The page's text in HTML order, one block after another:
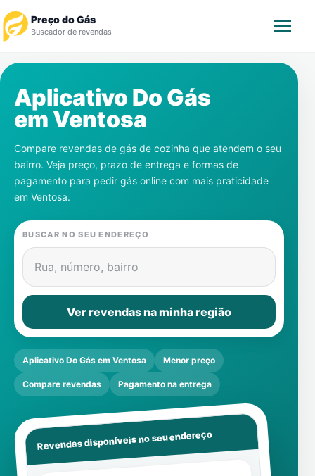
Preço do Gás
Buscador de revendas
Revendedor
Notícias
Cadastre-se
Gás
Contatos
Aplicativo Do Gás
em Ventosa
Compare revendas de gás de cozinha que atendem o seu
bairro. Veja preço, prazo de entrega e formas de
pagamento para pedir gás online com mais praticidade
em Ventosa.
BUSCAR NO SEU ENDEREÇO
Rua, número, bairro
Ver revendas na minha região
Aplicativo Do Gás em Ventosa Menor preço
Compare revendas Pagamento na entrega
Revendas disponíveis no seu endereço